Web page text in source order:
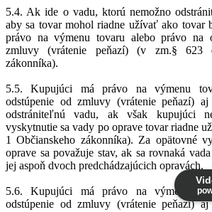
5.4. Ak ide o vadu, ktorú nemožno
aby sa tovar mohol riadne užívať ako tovar
právo na výmenu tovaru alebo právo na
zmluvy (vrátenie peňazí) (v zm.§ 623
zákonníka).
5.5. Kupujúci má právo na výmenu
odstúpenie od zmluvy (vrátenie peňazí)
odstrániteľnú vadu, ak však kupujúci
vyskytnutie sa vady po oprave tovar riadne
1 Občianskeho zákonníka). Za opätovné
oprave sa považuje stav, ak sa rovnaká
jej aspoň dvoch predchádzajúcich opravách.
5.6. Kupujúci má právo na výmenu
odstúpenie od zmluvy (vrátenie peňazí)